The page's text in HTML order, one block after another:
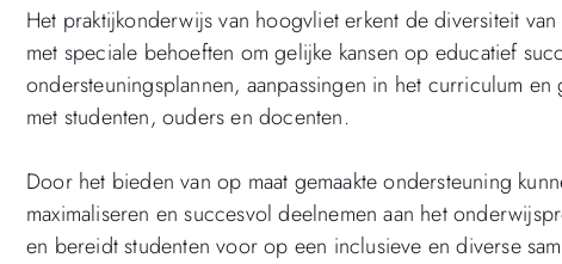
Het praktijkonderwijs van hoogvliet erkent de diversiteit
met speciale behoeften om gelijke kansen op educatief
ondersteuningsplannen, aanpassingen in het curriculum
met studenten, ouders en docenten.
Door het bieden van op maat gemaakte ondersteuning
maximaliseren en succesvol deelnemen aan het
en bereidt studenten voor op een inclusieve en diverse